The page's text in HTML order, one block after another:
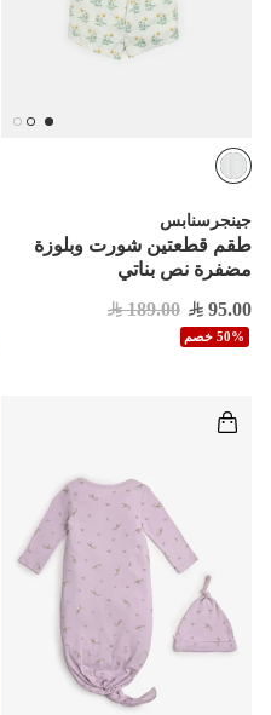
جينجرسنابس
طقم قطعتين شورت وبلوزة
مضفرة نص بناتي
95.00
189.00
50% خصم